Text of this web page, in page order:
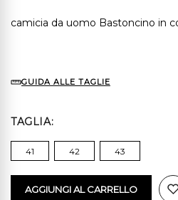
camicia da uomo Bastoncino in
GUIDA ALLE TAGLIE
TAGLIA
41 42 43
AGGIUNGI AL CARRELLO